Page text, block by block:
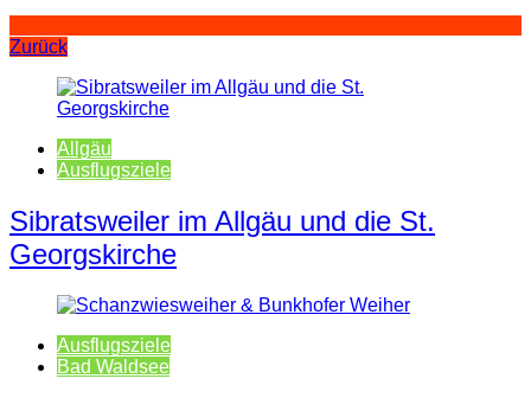
Zurück
Allgäu
Ausflugsziele
Sibratsweiler im Allgäu und die St.
Georgskirche
Ausflugsziele
Bad Waldsee